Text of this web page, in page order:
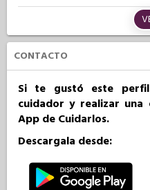
CONTACTO
Si te gustó este
cuidador y realizar una
App de Cuidarlos.
Descargala desde: